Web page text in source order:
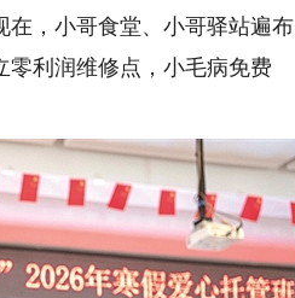
，小哥食堂、小哥驿站遍布
利润维修点，小毛病免费